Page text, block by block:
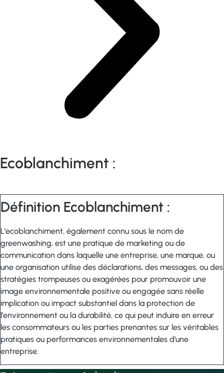
Ecoblanchiment :
Définition Ecoblanchiment :
L’ecoblanchiment, également connu sous le nom de
greenwashing, est une pratique de marketing ou de
communication dans laquelle une entreprise, une marque, ou
une organisation utilise des déclarations, des messages, ou des
stratégies trompeuses ou exagérées pour promouvoir une
image environnementale positive ou engagée sans réelle
implication ou impact substantiel dans la protection de
l’environnement ou la durabilité, ce qui peut induire en erreur
les consommateurs ou les parties prenantes sur les véritables
pratiques ou performances environnementales d’une
entreprise.